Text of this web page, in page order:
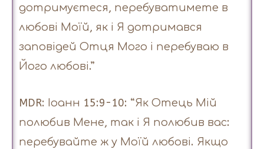
дотримуєтеся, перебуватимете в
любові Моїй, як і Я дотримався
заповідей Отця Мого і перебуваю в
Його любові.”
MDR: Іоанн 15:9-10: “Як Отець Мій
полюбив Мене, так і Я полюбив вас:
перебувайте ж у Моїй любові. Якщо